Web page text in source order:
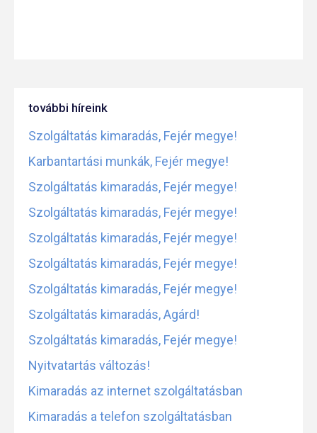
további híreink
Szolgáltatás kimaradás, Fejér megye!
Karbantartási munkák, Fejér megye!
Szolgáltatás kimaradás, Fejér megye!
Szolgáltatás kimaradás, Fejér megye!
Szolgáltatás kimaradás, Fejér megye!
Szolgáltatás kimaradás, Fejér megye!
Szolgáltatás kimaradás, Fejér megye!
Szolgáltatás kimaradás, Agárd!
Szolgáltatás kimaradás, Fejér megye!
Nyitvatartás változás!
Kimaradás az internet szolgáltatásban
Kimaradás a telefon szolgáltatásban